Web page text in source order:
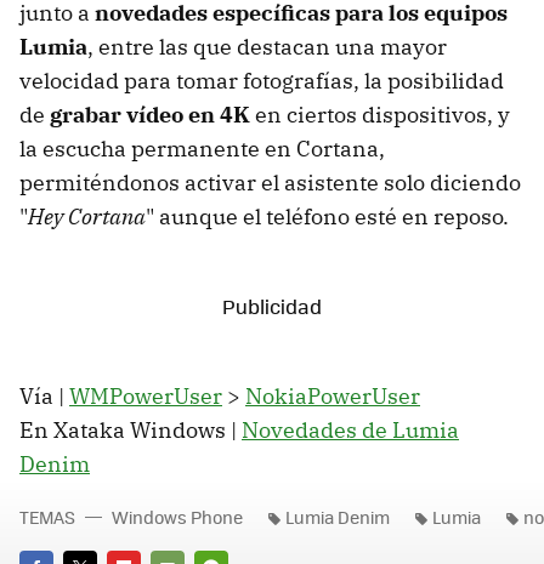
junto a novedades específicas para los equipos
Lumia, entre las que destacan una mayor
velocidad para tomar fotografías, la posibilidad
de grabar vídeo en 4Ken ciertos dispositivos, y
la escucha permanente en Cortana,
permiténdonos activar el asistente solo diciendo
"Hey Cortana" aunque el teléfono esté en reposo.
Vía | WMPowerUser > NokiaPowerUser
En Xataka Windows | Novedades de Lumia
Denim
TEMAS Windows Phone Lumia Denim Lumia